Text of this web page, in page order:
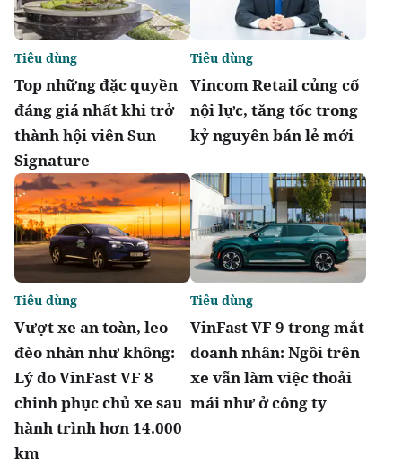
Top những đặc quyền
đáng giá nhất khi trở
thành hội viên Sun
Signature
Tiêu dùng
Vincom Retail củng cố
nội lực, tăng tốc trong
kỷ nguyên bán lẻ mới
Tiêu dùng
Vượt xe an toàn, leo
đèo nhàn như không:
Lý do VinFast VF 8
chinh phục chủ xe sau
hành trình hơn 14.000
km
Tiêu dùng
VinFast VF 9 trong mắt
doanh nhân: Ngồi trên
xe vẫn làm việc thoải
mái như ở công ty
Tiêu dùng